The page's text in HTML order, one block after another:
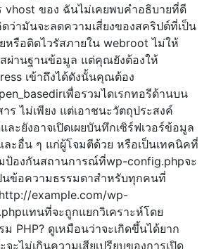
vhost ของ ฉันไม่เคยพบคำอธิบายที่ดี
ว่ามันจะลดความเสี่ยงของสคริปต์ที่เป็น
หรือติดไวรัสภายใน webroot ไม่ให้
ผ่านฐานข้อมูล แต่คุณยังต้องให้
เข้าถึงได้ดังนั้นคุณต้อง
เพื่อรวมไดเรกทอรีด้านบน
าร ไม่เพียง แต่เอาชนะวัตถุประสงค์
ละยังอาจเปิดเผยบันทึกเซิร์ฟเวอร์ข้อมูล
ละอื่น ๆ แก่ผู้โจมตีด้วย หรือเป็นเทคนิคที่
ป้องกันสถานการณ์ที่wp-config.phpจะ
นข้อความธรรมดาสำหรับทุกคนที่
example.com/wp-
แทนที่จะถูกแยกวิเคราะห์โดย
ม PHP? ดูเหมือนว่าจะเกิดขึ้นได้ยาก
จะไม่เกินความเสียเปรียบของการเปิด